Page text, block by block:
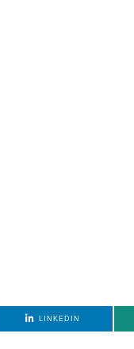
LINKEDIN